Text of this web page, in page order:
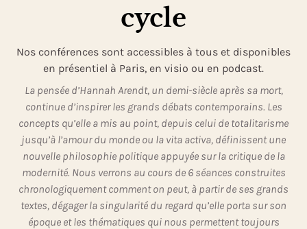
cycle
Nos conférences sont accessibles à tous et disponibles
en présentiel à Paris, en visio ou en podcast.
La pensée d’Hannah Arendt, un demi-siècle après sa mort,
continue d’inspirer les grands débats contemporains. Les
concepts qu’elle a mis au point, depuis celui de totalitarisme
jusqu’à l’amour du monde ou la vita activa, définissent une
nouvelle philosophie politique appuyée sur la critique de la
modernité. Nous verrons au cours de 6 séances construites
chronologiquement comment on peut, à partir de ses grands
textes, dégager la singularité du regard qu’elle porta sur son
époque et les thématiques qui nous permettent toujours